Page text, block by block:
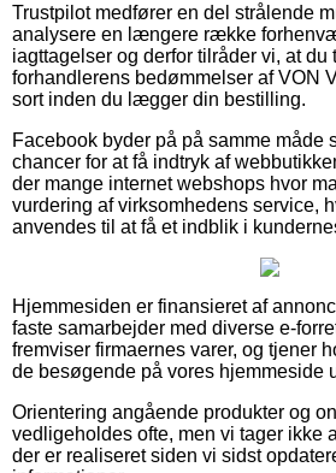
Trustpilot medfører en del strålende
analysere en længere række
iagttagelser og derfor tilråder vi, at du
forhandlerens bedømmelser af VON
sort inden du lægger din bestilling.
Facebook byder på på samme måde
chancer for at få indtryk af
der mange internet webshops hvor
vurdering af virksomhedens service,
anvendes til at få et indblik i
Hjemmesiden er finansieret af
faste samarbejder med diverse e-
fremviser firmaernes varer, og tjener
de besøgende på vores hjemmeside
Orientering angående produkter og
vedligeholdes ofte, men vi tager ikke
der er realiseret siden vi sidst